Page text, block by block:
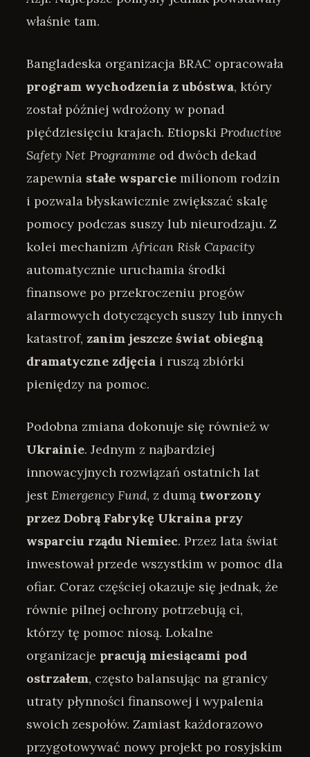
właśnie tam.
Bangladeska organizacja BRAC opracowała
program wychodzenia z ubóstwa, który
został później wdrożony w ponad
pięćdziesięciu krajach. Etiopski Productive
Safety Net Programme od dwóch dekad
zapewnia stałe wsparcie milionom rodzin
i pozwala błyskawicznie zwiększać skalę
pomocy podczas suszy lub nieurodzaju. Z
kolei mechanizmAfrican Risk Capacity
automatycznie uruchamia środki
finansowe po przekroczeniu progów
alarmowych dotyczących suszy lub innych
katastrof, zanim jeszcze świat obiegną
dramatyczne zdjęcia i ruszą zbiórki
pieniędzy na pomoc.
Podobna zmiana dokonuje się również w
Ukrainie. Jednym z najbardziej
innowacyjnych rozwiązań ostatnich lat
jestEmergency Fund, z dumą tworzony
przez Dobrą Fabrykę Ukraina przy
wsparciu rządu Niemiec. Przez lata świat
inwestował przede wszystkim w pomoc dla
ofiar. Coraz częściej okazuje się jednak, że
równie pilnej ochrony potrzebują ci,
którzy tę pomoc niosą. Lokalne
organizacje pracują miesiącami pod
ostrzałem, często balansując na granicy
utraty płynności finansowej i wypalenia
swoich zespołów. Zamiast każdorazowo
przygotowywać nowy projekt po rosyjskim